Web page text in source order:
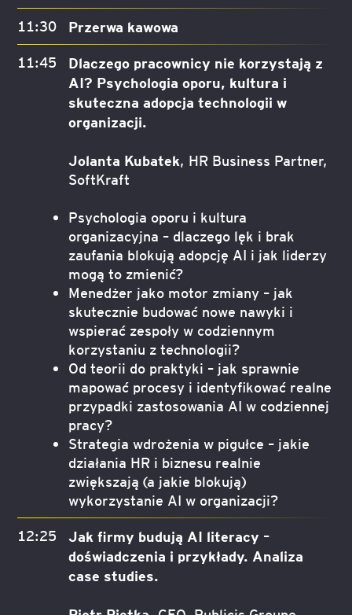
11:30
Przerwa kawowa
11:45
Dlaczego pracownicy nie korzystają z
AI? Psychologia oporu, kultura i
skuteczna adopcja technologii w
organizacji.
Jolanta Kubatek, HR Business Partner,
SoftKraft
Psychologia oporu i kultura
organizacyjna – dlaczego lęk i brak
zaufania blokują adopcję AI i jak liderzy
mogą to zmienić?
Menedżer jako motor zmiany – jak
skutecznie budować nowe nawyki i
wspierać zespoły w codziennym
korzystaniu z technologii?
Od teorii do praktyki – jak sprawnie
mapować procesy i identyfikować realne
przypadki zastosowania AI w codziennej
pracy?
Strategia wdrożenia w pigułce – jakie
działania HR i biznesu realnie
zwiększają (a jakie blokują)
wykorzystanie AI w organizacji?
12:25
Jak firmy budują AI literacy –
doświadczenia i przykłady. Analiza
case studies.